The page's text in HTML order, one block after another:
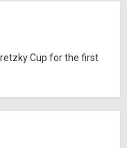
Cup for the first